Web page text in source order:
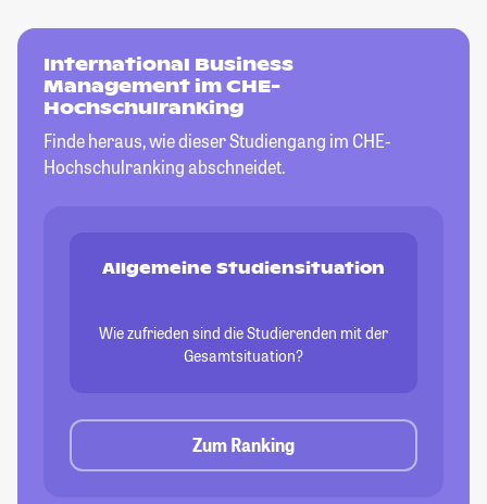
International Business
Management im CHE-
Hochschulranking
Finde heraus, wie dieser Studiengang im CHE-
Hochschulranking abschneidet.
Allgemeine Studiensituation
Wie zufrieden sind die Studierenden mit der
Gesamtsituation?
Zum Ranking